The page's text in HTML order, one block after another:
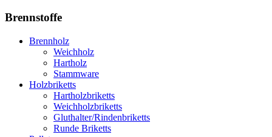
Brennstoffe
Brennholz
Weichholz
Hartholz
Stammware
Holzbriketts
Hartholzbriketts
Weichholzbriketts
Gluthalter/Rindenbriketts
Runde Briketts